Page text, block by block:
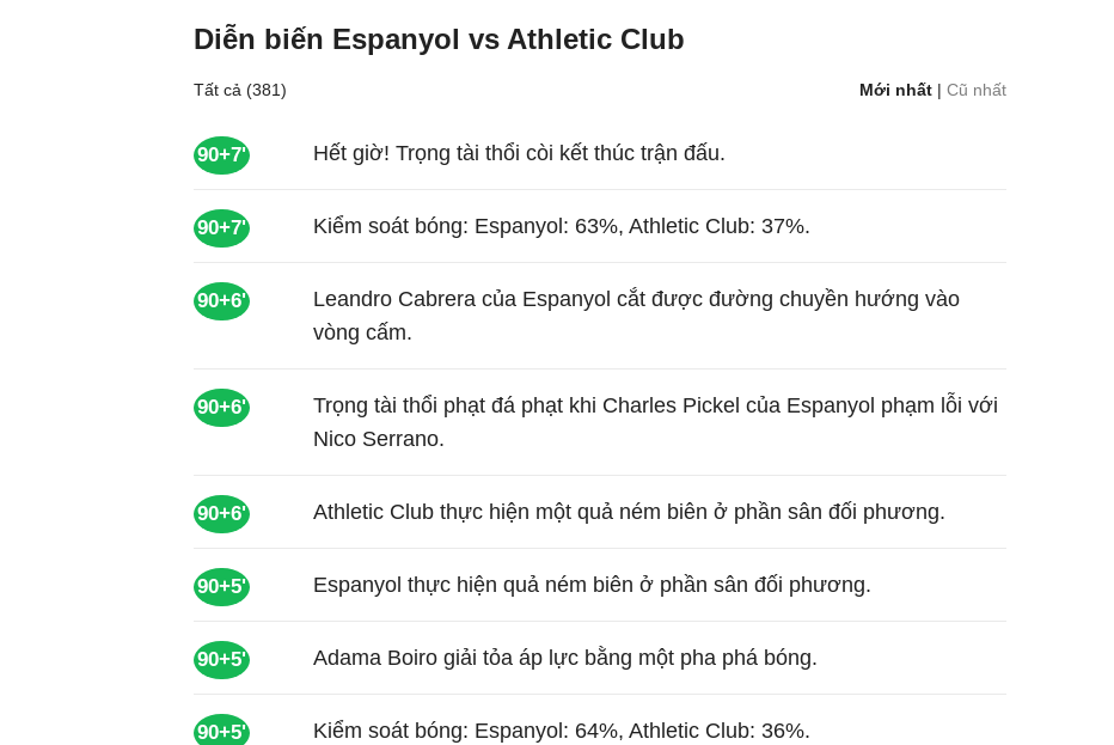
Diễn biến Espanyol vs Athletic Club
Tất cả (381) Mới nhất |Cũ nhất
90+7' Hết giờ! Trọng tài thổi còi kết thúc trận đấu.
90+7' Kiểm soát bóng: Espanyol: 63%, Athletic Club: 37%.
90+6'
Leandro Cabrera của Espanyol cắt được đường chuyền hướng vào
vòng cấm.
90+6'
Trọng tài thổi phạt đá phạt khi Charles Pickel của Espanyol phạm lỗi với
Nico Serrano.
90+6' Athletic Club thực hiện một quả ném biên ở phần sân đối phương.
90+5' Espanyol thực hiện quả ném biên ở phần sân đối phương.
90+5' Adama Boiro giải tỏa áp lực bằng một pha phá bóng.
90+5' Kiểm soát bóng: Espanyol: 64%, Athletic Club: 36%.